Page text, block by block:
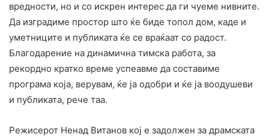
вредности, но и со искрен интерес да ги чуеме нивните.
Да изградиме простор што ќе биде топол дом, каде и
уметниците и публиката ќе се враќаат со радост.
Благодарение на динамична тимска работа, за
рекордно кратко време успеавме да составиме
програма која, верувам, ќе ја одобри и ќе ја воодушеви
и публиката, рече таа.
Режисерот Ненад Витанов кој е задолжен за драмската